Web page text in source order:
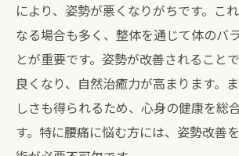
により、姿勢が悪くなりがちです。こ
なる場合も多く、整体を通じて体のバ
とが重要です。姿勢が改善されること
良くなり、自然治癒力が高まります。
しさも得られるため、心身の健康を総
す。特に腰痛に悩む方には、姿勢改善